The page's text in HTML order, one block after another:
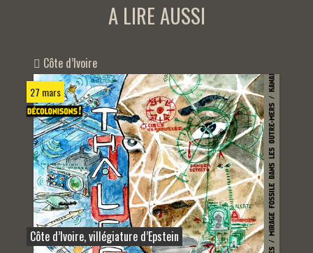
A LIRE AUSSI
Côte d’Ivoire
27 mars
Côte d’Ivoire, villégiature d’Epstein